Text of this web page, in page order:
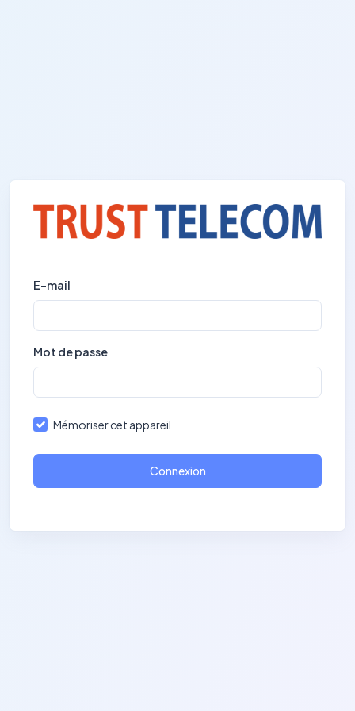
E-mail
Mot de passe
Mémoriser cet appareil
Connexion